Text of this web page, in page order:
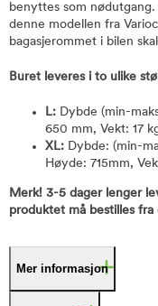
benyttes som
denne modellen fra
bagasjerommet i bilen
Buret leveres i to ulike
L: Dybde (min-
650 mm, Vekt: 17
XL: Dybde: (min-
Høyde: 715mm,
Merk! 3-5 dager lenger
produktet må bestilles fra
Mer informasjon